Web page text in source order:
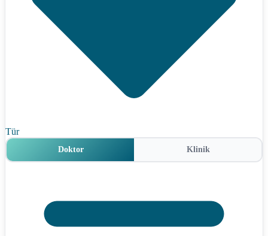
Tür
Doktor Klinik